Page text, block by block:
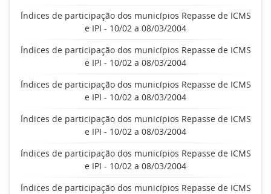
Índices de participação dos municípios Repasse de ICMS
e IPI - 10/02 a 08/03/2004
Índices de participação dos municípios Repasse de ICMS
e IPI - 10/02 a 08/03/2004
Índices de participação dos municípios Repasse de ICMS
e IPI - 10/02 a 08/03/2004
Índices de participação dos municípios Repasse de ICMS
e IPI - 10/02 a 08/03/2004
Índices de participação dos municípios Repasse de ICMS
e IPI - 10/02 a 08/03/2004
Índices de participação dos municípios Repasse de ICMS